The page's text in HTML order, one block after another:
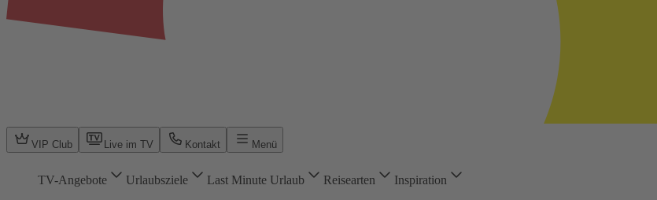
VIP Club Live im TV Kontakt Menü
TV-Angebote Urlaubsziele Last Minute Urlaub Reisearten Inspiration